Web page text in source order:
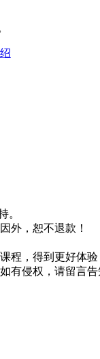
。
外，恕不退款！
程，得到更好体验
有侵权，请留言告